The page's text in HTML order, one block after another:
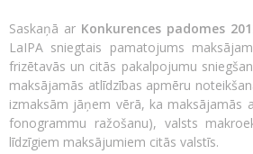
Saskaņā ar Konkurences padomes
LaIPA sniegtais pamatojums
frizētavās un citās pakalpojumu
maksājamās atlīdzības apmēru
izmaksām jāņem vērā, ka maksājamās
fonogrammu ražošanu), valsts
līdzīgiem maksājumiem citās valstīs.